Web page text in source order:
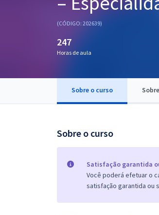
Questões grátis
(CÓDIGO: 202639)
247
Horas de aula
Sobre o curso
Sobre o curso
Satisfação garantida
Você poderá efetuar o
satisfação garantida ou